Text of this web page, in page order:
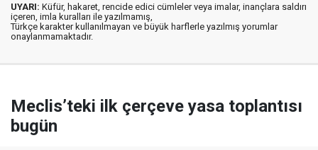
UYARI: Küfür, hakaret, rencide edici cümleler veya imalar, inançlara saldırı
içeren, imla kuralları ile yazılmamış,
Türkçe karakter kullanılmayan ve büyük harflerle yazılmış yorumlar
onaylanmamaktadır.
Meclis’teki ilk çerçeve yasa toplantısı
bugün